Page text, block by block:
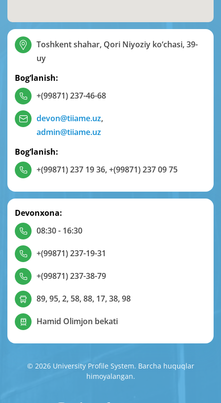
Toshkent shahar, Qori Niyoziy ko‘chasi, 39-
uy
Bog‘lanish:
+(99871) 237-46-68
devon@tiiame.uz,
admin@tiiame.uz
Bog‘lanish:
+(99871) 237 19 36,+(99871) 237 09 75
Devonxona:
08:30 - 16:30
+(99871) 237-19-31
+(99871) 237-38-79
89, 95, 2, 58, 88, 17, 38, 98
Hamid Olimjon bekati
© 2026 University Profile System. Barcha huquqlar
himoyalangan.